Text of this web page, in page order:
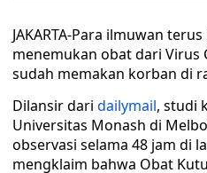
JAKARTA-Para ilmuwan
menemukan obat dari Virus
sudah memakan korban di
Dilansir dari dailymail, studi
Universitas Monash di
observasi selama 48 jam di
mengklaim bahwa Obat